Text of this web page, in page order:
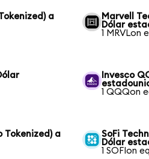
a
Marvell
Dólar
1 MRVLon
Invesco
1 QQQon
Tokenized) a
SoFi
Dólar
1 SOFIon